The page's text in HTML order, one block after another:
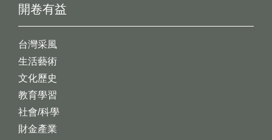
開卷有益
台灣采風
生活藝術
文化歷史
教育學習
社會/科學
財金產業